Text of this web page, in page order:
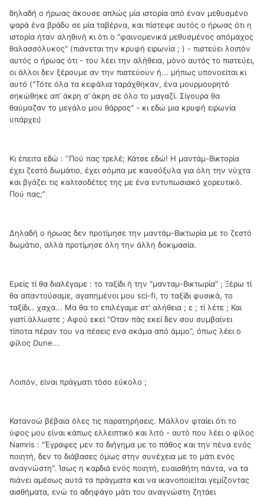
δηλαδή ο ήρωας άκουσε απλώς μία ιστορία από έναν μεθυσμένο
ψαρά ένα βράδυ σε μία ταβέρνα, και πίστεψε αυτός ο ήρωας ότι η
ιστορία ήταν αληθινή κι ότι ο "φαινομενικά μεθυσμένος απόμαχος
θαλασσόλυκος" (πιάνεται την κρυφή ειρωνία ; ) - πιστεύει λοιπόν
αυτός ο ήρωας ότι - του λέει την αλήθεια, μόνο αυτός το πιστεύει,
οι άλλοι δεν ξέρουμε αν την πιστεύουν ή... μήπως υπονοείται κι
αυτό ("Τότε όλα τα κεφάλια ταράχθηκαν, ένα μουρμουρητό
σηκώθηκε απ’ άκρη σ’ άκρη σε όλο το μαγαζί. Σίγουρα θα
θαύμαζαν το μεγάλο μου θάρρος" - κι εδώ μια κρυφή ειρωνία
υπάρχει)
Κι έπειτα εδώ : ‘‘Πού πας τρελέ; Κάτσε εδώ! Η μαντάμ-Βικτορία
έχει ζεστό δωμάτιο, έχει σόμπα με καυσόξυλα για όλη την νύχτα
και βγάζει τις καλτσοδέτες της με ένα εντυπωσιακό χορευτικό.
Πού πας;’’
Δηλαδή ο ήρωας δεν προτίμησε την μαντάμ-Βικτωρία με το ζεστό
δωμάτιο, αλλά προτίμησε όλη την άλλη δοκιμασία.
Εμείς τί θα διαλέγαμε : το ταξίδι ή την "μανταμ-Βικτωρία" ; Ξέρω τί
θα απαντούσαμε, αγαπημένοι μου sci-fi, το ταξίδι φυσικά, το
ταξίδι.. χαχα... Μα θα το επιλέγαμε στ' αλήθεια ; ε ; τί λέτε ; Και
γιατί άλλωστε ; Αφού εκεί "Οταν πάς εκεί δεν σου συμβαίνει
τίποτα πέραν του να πέσεις ενα σκάμα από άμμο", όπως λέει ο
φίλος Dune...
Λοιπόν, είναι πράγματι τόσο εύκολο ;
Κατανοώ βέβαια όλες τις παρατηρήσεις. Μάλλον φταίει ότι το
ύφος μου είναι κάπως ελλειπτικό και λιτό - αυτό που λέει ο φίλος
Namris : "Έγραψες μεν το διήγημα με το πάθος και την πένα ενός
ποιητή, δεν το διάβασες όμως στην συνέχεια με το μάτι ενός
αναγνώστη". Ίσως η καρδιά ενός ποιητή, ευαισθήτη πάντα, να τα
πιάνει αμέσως αυτά τα πράγματα και να ικανοποιείται γεμίζοντας
αισθήματα, ενώ το αδηφάγο μάτι του αναγνώστη ζητάει